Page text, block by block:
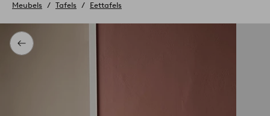
to
home
page
Terug
Meubels Tafels Eettafels